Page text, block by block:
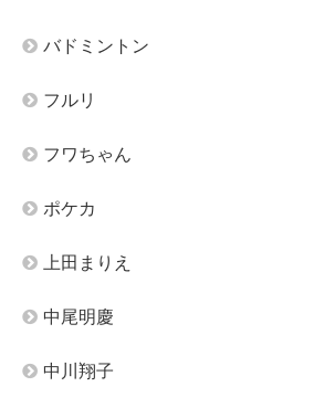
バドミントン
フルリ
フワちゃん
ポケカ
上田まりえ
中尾明慶
中川翔子